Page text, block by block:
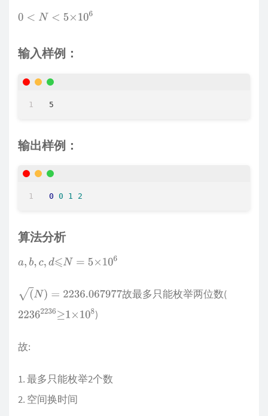
0< N< 5× 106
输入样例：
输出样例：
0 0 1 2
算法分析
a,b,c,d⩽N=5× 10 6
(N =2236.067977
故最多只能枚举两位数(
22362236 ≥1×108 )
故:
最多只能枚举2个数
空间换时间